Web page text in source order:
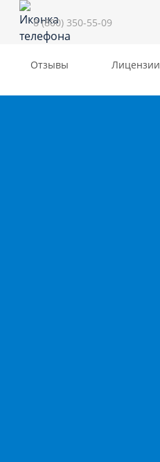
8 (800) 350-55-09
Отзывы Лицензии